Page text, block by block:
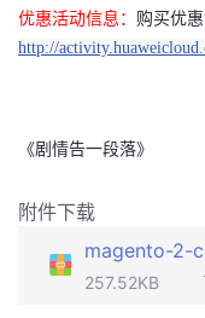
优惠活动信息： 购买优
http://
《剧情告一段落》
附件下载
257.52KB